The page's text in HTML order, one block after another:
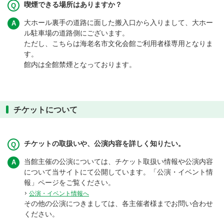
喫煙できる場所はありますか？
大ホール裏手の道路に面した搬入口から入りまして、大ホー
ル駐車場の道路側にございます。
ただし、こちらは海老名市文化会館ご利用者様専用となりま
す。
館内は全館禁煙となっております。
チケットについて
チケットの取扱いや、公演内容を詳しく知りたい。
当館主催の公演については、チケット取扱い情報や公演内容
について当サイトにて公開しています。「公演・イベント情
報」ページをご覧ください。
公演・イベント情報へ
その他の公演につきましては、各主催者様までお問い合わせ
ください。